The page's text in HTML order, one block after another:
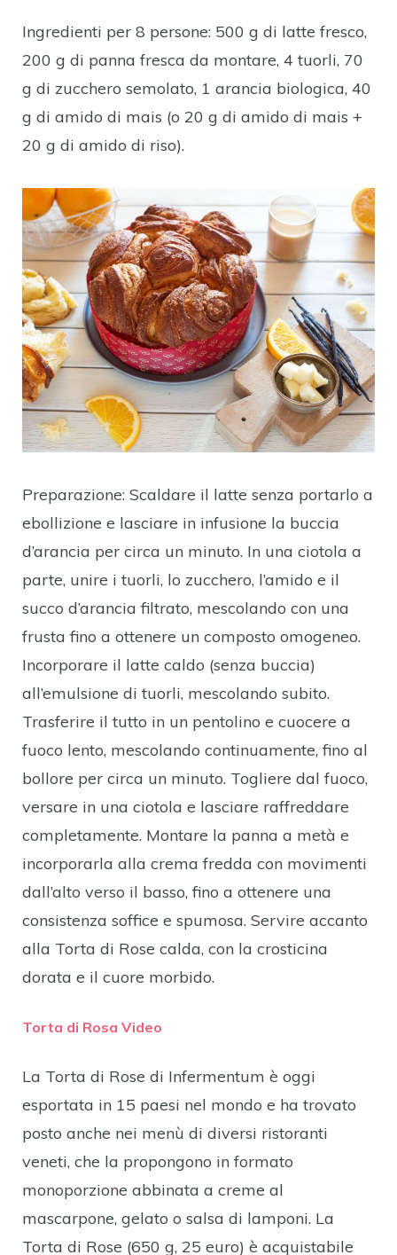
Ingredienti per 8 persone: 500 g di latte fresco,
200 g di panna fresca da montare, 4 tuorli, 70
g di zucchero semolato, 1 arancia biologica, 40
g di amido di mais (o 20 g di amido di mais +
20 g di amido di riso).
Preparazione: Scaldare il latte senza portarlo a
ebollizione e lasciare in infusione la buccia
d’arancia per circa un minuto. In una ciotola a
parte, unire i tuorli, lo zucchero, l’amido e il
succo d’arancia filtrato, mescolando con una
frusta fino a ottenere un composto omogeneo.
Incorporare il latte caldo (senza buccia)
all’emulsione di tuorli, mescolando subito.
Trasferire il tutto in un pentolino e cuocere a
fuoco lento, mescolando continuamente, fino al
bollore per circa un minuto. Togliere dal fuoco,
versare in una ciotola e lasciare raffreddare
completamente. Montare la panna a metà e
incorporarla alla crema fredda con movimenti
dall’alto verso il basso, fino a ottenere una
consistenza soffice e spumosa. Servire accanto
alla Torta di Rose calda, con la crosticina
dorata e il cuore morbido.
Torta di Rosa Video
La Torta di Rose di Infermentum è oggi
esportata in 15 paesi nel mondo e ha trovato
posto anche nei menù di diversi ristoranti
veneti, che la propongono in formato
monoporzione abbinata a creme al
mascarpone, gelato o salsa di lamponi. La
Torta di Rose (650 g, 25 euro) è acquistabile